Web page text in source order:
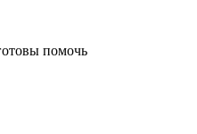
помочь